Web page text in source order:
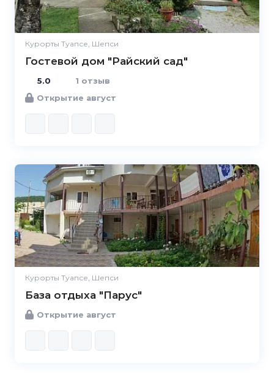
Курорты Туапсе, Шепси
Гостевой дом "Райский сад"
5.0
1 отзыв
Открытие август
Курорты Туапсе, Шепси
База отдыха "Парус"
Открытие август